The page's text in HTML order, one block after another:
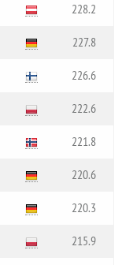
228.2
227.8
226.6
222.6
221.8
220.6
220.3
215.9